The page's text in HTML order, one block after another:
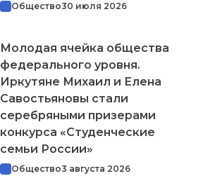
Общество30 июля 2026
Молодая ячейка общества
федерального уровня.
Иркутяне Михаил и Елена
Савостьяновы стали
серебряными призерами
конкурса «Студенческие
семьи России»
Общество3 августа 2026